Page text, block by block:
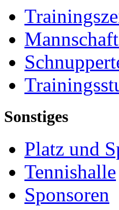
Sonstiges
Platz und
Tennishalle
Sponsoren